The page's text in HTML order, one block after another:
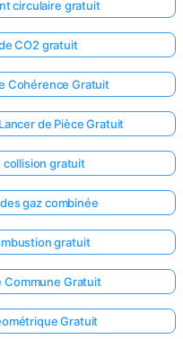
circulaire gratuit
CO2 gratuit
Cohérence Gratuit
de Pièce Gratuit
collision gratuit
gaz combinée
gratuit
Commune Gratuit
Gratuit